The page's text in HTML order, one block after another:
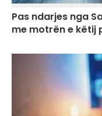
Pas ndarjes nga
me motrën e këtij